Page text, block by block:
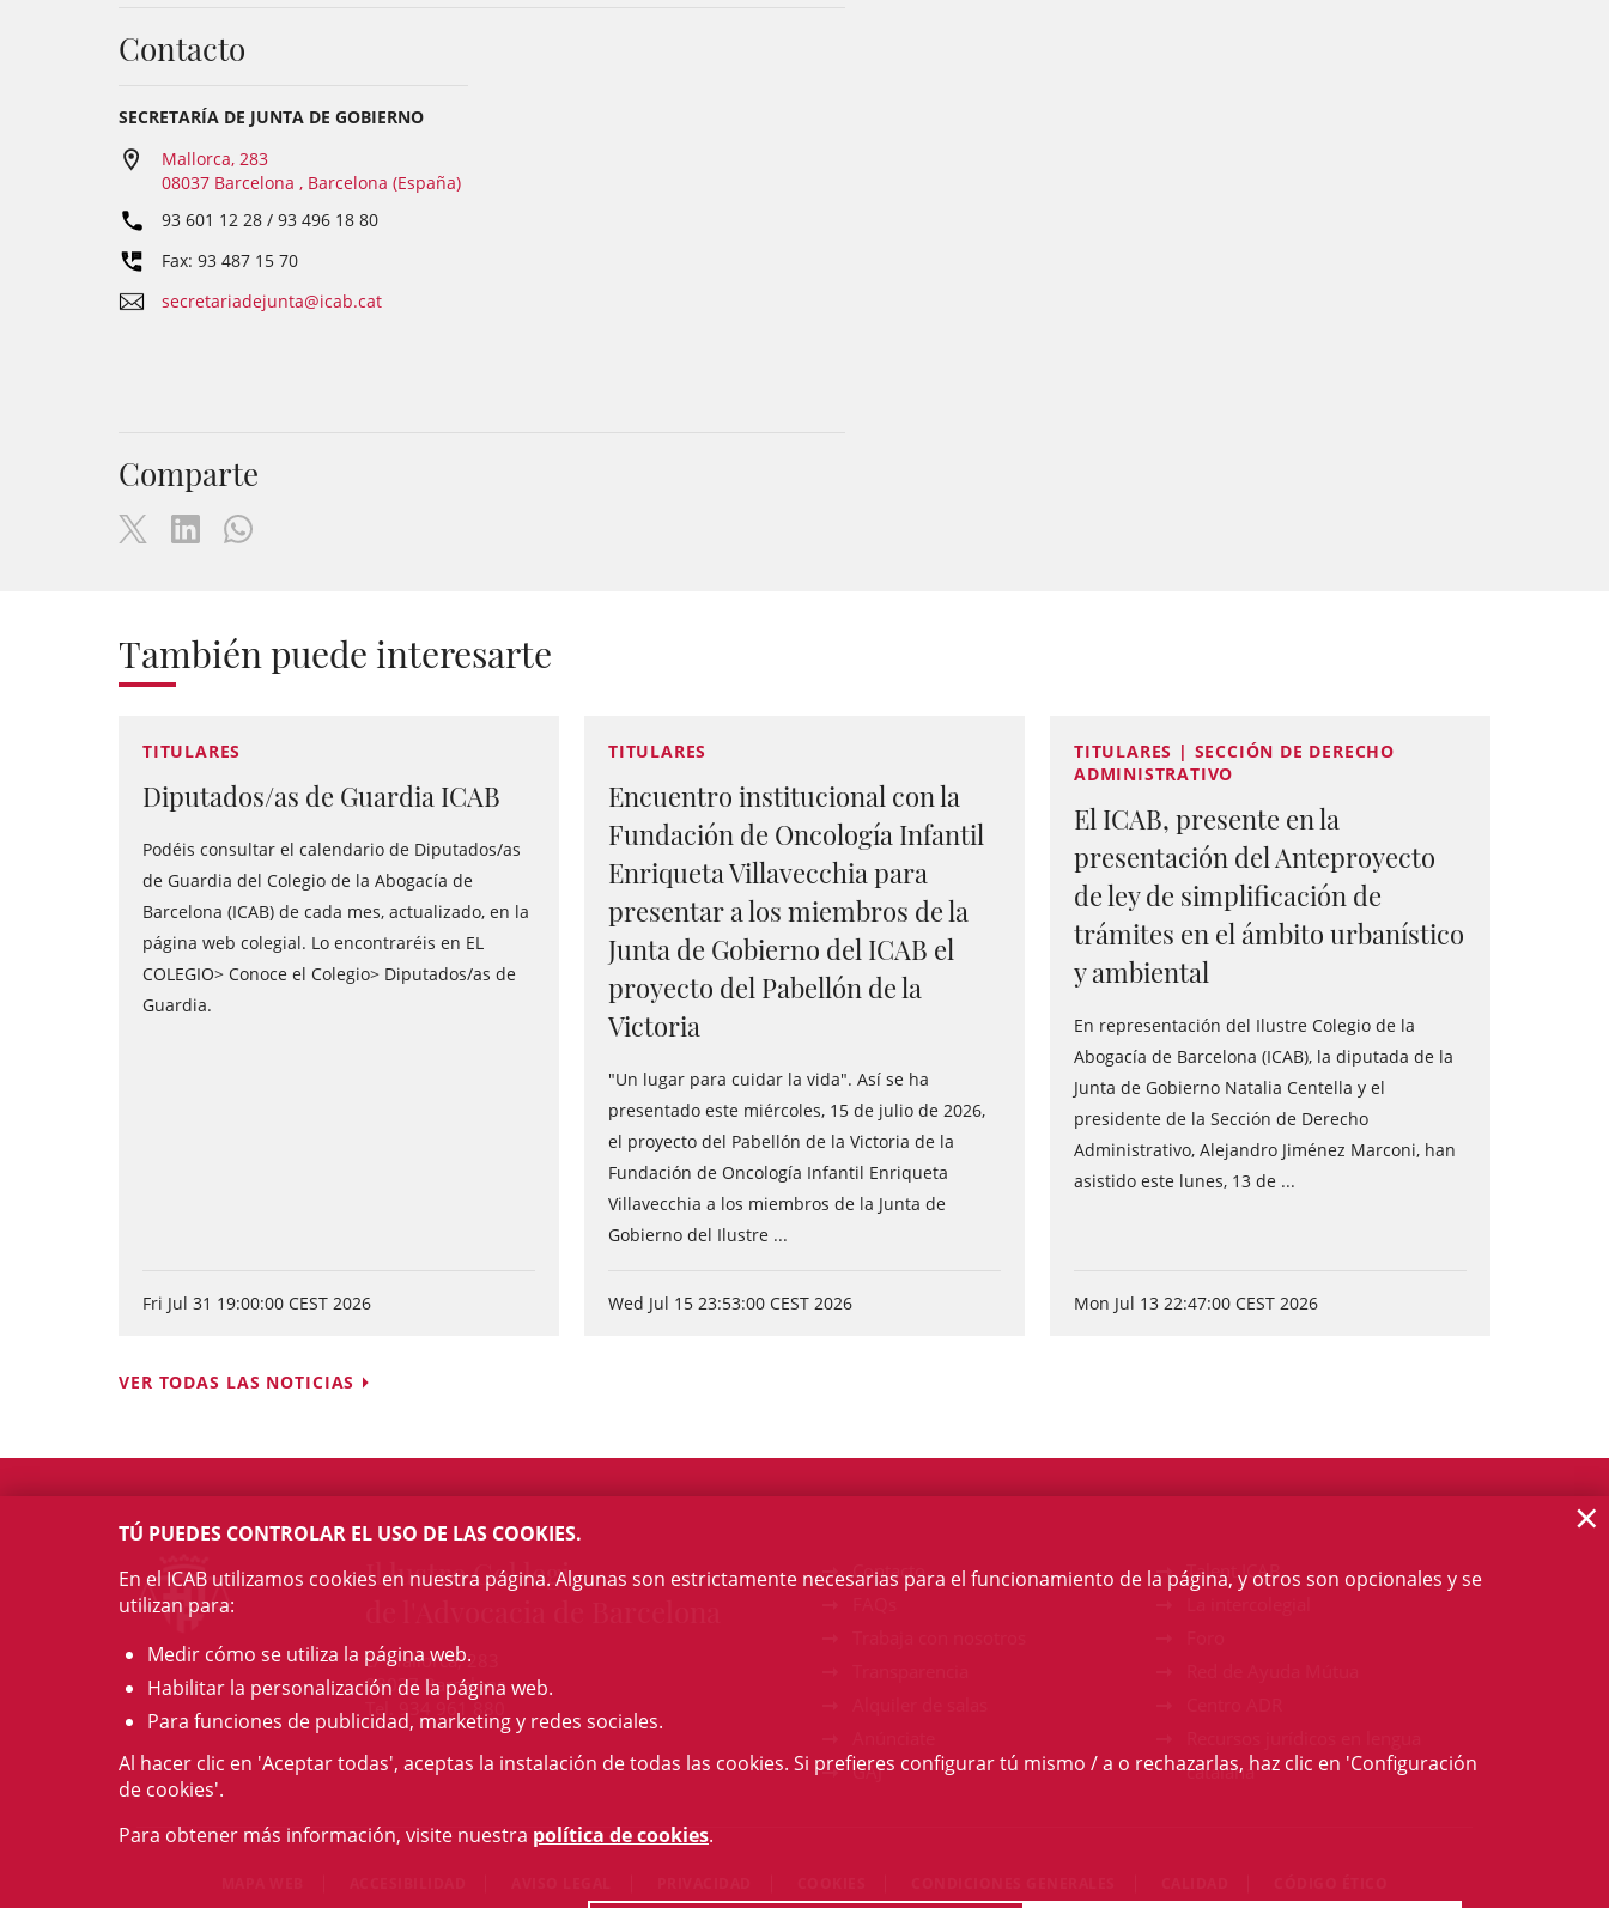
Contacto
SECRETARÍA DE JUNTA DE GOBIERNO
Mallorca, 283
08037 Barcelona , Barcelona (España)
93 601 12 28 / 93 496 18 80
Fax: 93 487 15 70
secretariadejunta@icab.cat
Comparte
También puede interesarte
TITULARES
Diputados/as de Guardia ICAB
Podéis consultar el calendario de Diputados/as
de Guardia del Colegio de la Abogacía de
Barcelona (ICAB) de cada mes, actualizado, en la
página web colegial. Lo encontraréis en EL
COLEGIO> Conoce el Colegio> Diputados/as de
Guardia.
Fri Jul 31 19:00:00 CEST 2026
TITULARES
Encuentro institucional con la
Fundación de Oncología Infantil
Enriqueta Villavecchia para
presentar a los miembros de la
Junta de Gobierno del ICAB el
proyecto del Pabellón de la
Victoria
"Un lugar para cuidar la vida". Así se ha
presentado este miércoles, 15 de julio de 2026,
el proyecto del Pabellón de la Victoria de la
Fundación de Oncología Infantil Enriqueta
Villavecchia a los miembros de la Junta de
Gobierno del Ilustre ...
Wed Jul 15 23:53:00 CEST 2026
TITULARES | SECCIÓN DE DERECHO
ADMINISTRATIVO
El ICAB, presente en la
presentación del Anteproyecto
de ley de simplificación de
trámites en el ámbito urbanístico
y ambiental
En representación del Ilustre Colegio de la
Abogacía de Barcelona (ICAB), la diputada de la
Junta de Gobierno Natalia Centella y el
presidente de la Sección de Derecho
Administrativo, Alejandro Jiménez Marconi, han
asistido este lunes, 13 de ...
Mon Jul 13 22:47:00 CEST 2026
VER TODAS LAS NOTICIAS
Il·lustre Col·legi
c/ Mallorca, 283
08037 Barcelona
Tel. 934 961 880
Contacto
GAJ
Talent ICAB
catalana
TÚ PUEDES CONTROLAR EL USO DE LAS COOKIES.
En el ICAB utilizamos cookies en nuestra página. Algunas son estrictamente necesarias para el funcionamiento de la página, y otros son opcionales y se
utilizan para:
Medir cómo se utiliza la página web.
Habilitar la personalización de la página web.
Para funciones de publicidad, marketing y redes sociales.
Al hacer clic en 'Aceptar todas', aceptas la instalación de todas las cookies. Si prefieres configurar tú mismo / a o rechazarlas, haz clic en 'Configuración
de cookies'.
Para obtener más información, visite nuestra política de cookies.
×